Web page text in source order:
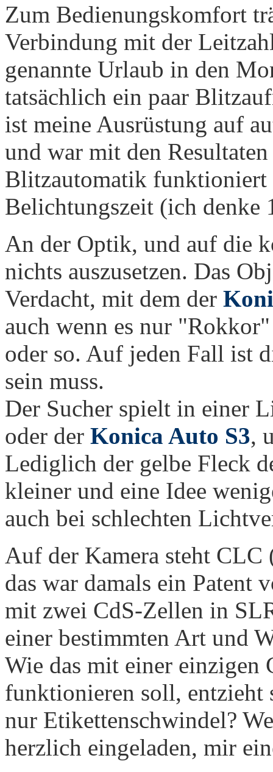
Zum Bedienungskomfort
Verbindung mit der
genannte Urlaub in den
tatsächlich ein paar
ist meine Ausrüstung auf
und war mit den
Blitzautomatik funktioniert
Belichtungszeit (ich denke
An der Optik, und auf die
nichts auszusetzen. Das
Verdacht, mit dem der
auch wenn es nur
oder so. Auf jeden Fall ist
sein muss.
Der Sucher spielt in einer
oder der Konica Auto S3,
Lediglich der gelbe Fleck
kleiner und eine Idee
auch bei schlechten
Auf der Kamera steht
das war damals ein Patent
mit zwei CdS-Zellen in
einer bestimmten Art und
Wie das mit einer
funktionieren soll,
nur Etikettenschwindel?
herzlich eingeladen, mir